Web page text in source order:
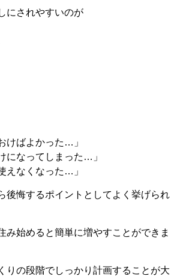
にされやすいのが
けばよかった…」
になってしまった…」
えなくなった…」
後悔するポイントとしてよく挙げられ
み始めると簡単に増やすことができま
りの段階でしっかり計画することが大